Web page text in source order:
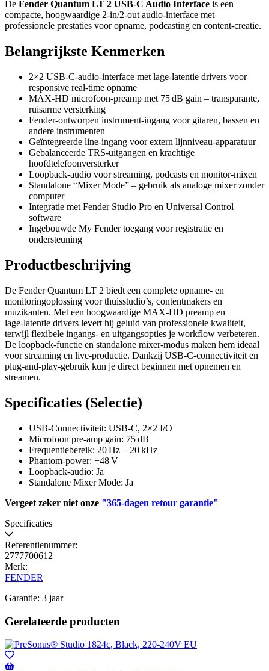
De Fender Quantum LT 2 USB‑C Audio Interface is een
compacte, hoogwaardige 2‑in/2‑out audio‑interface met
professionele prestaties voor opname, podcasting en content‑creatie.
Belangrijkste Kenmerken
2×2 USB‑C‑audio‑interface met lage‑latentie drivers voor
responsive real‑time opname
MAX‑HD microfoon‑preamp met 75 dB gain – transparante,
ruisarme versterking
Fender‑ontworpen instrument‑ingang voor gitaren, bassen en
andere instrumenten
Geïntegreerde line‑ingang voor extern lijnniveau‑apparatuur
Gebalanceerde TRS‑uitgangen en krachtige
hoofdtelefoonversterker
Loopback‑audio voor streaming, podcasts en monitor‑mixen
Standalone “Mixer Mode” – gebruik als analoge mixer zonder
computer
Integratie met Fender Studio Pro en Universal Control
software
Ingebouwde My Fender toegang voor registratie en
ondersteuning
Productbeschrijving
De Fender Quantum LT 2 biedt een complete opname‑ en
monitoringoplossing voor thuisstudio’s, contentmakers en
muzikanten. Met een hoogwaardige MAX‑HD preamp en
lage‑latentie drivers levert hij geluid van professionele kwaliteit,
terwijl flexibele ingangs‑ en uitgangsopties je workflow verbeteren.
De loopback‑functie en standalone mixer‑modus maken hem ideaal
voor streaming en live‑productie. Dankzij USB‑C‑connectiviteit en
plug‑and‑play‑gebruik kun je direct beginnen met opnemen en
streamen.
Specificaties (Selectie)
USB‑Connectiviteit: USB‑C, 2×2 I/O
Microfoon pre‑amp gain: 75 dB
Frequentiebereik: 20 Hz – 20 kHz
Phantom‑power: +48 V
Loopback‑audio: Ja
Standalone Mixer Mode: Ja
Vergeet zeker niet onze "365-dagen retour garantie"
Specificaties
Referentienummer:
2777700612
Merk:
FENDER
Garantie: 3 jaar
Gerelateerde producten